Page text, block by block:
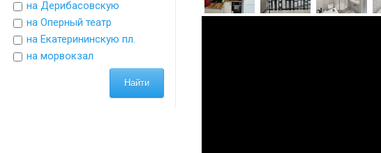
на Дерибасовскую
на Оперный театр
на Екатерининскую пл.
на морвокзал